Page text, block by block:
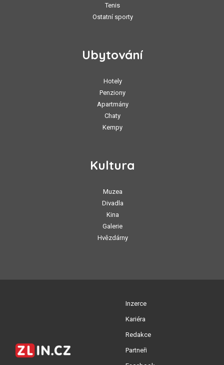
Tenis
Ostatní sporty
Ubytování
Hotely
Penziony
Apartmány
Chaty
Kempy
Kultura
Muzea
Divadla
Kina
Galerie
Hvězdárny
Inzerce
Kariéra
Redakce
Partneři